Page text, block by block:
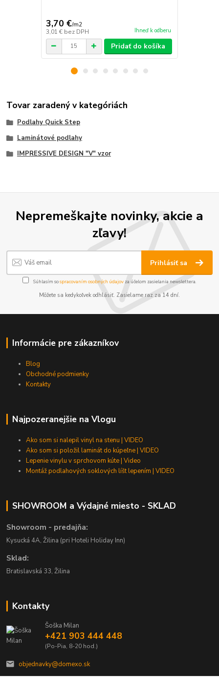
3,70 €/m2
3,01 € bez DPH Ihneď k odberu
Pridať do košíka
Tovar zaradený v kategóriách
Podlahy Quick Step
Laminátové podlahy
IMPRESSIVE DESIGN "V" vzor
Nepremeškajte novinky, akcie a
zľavy!
Prihlásiť sa
Súhlasím sospracovaním osobných údajov za účelom zasielania newslettera.
Môžete sa kedykoľvek odhlásiť. Zasielame raz za 14 dní.
Informácie pre zákazníkov
Blog
Obchodné podmienky
Kontakty
Najpozeranejšie na Vlogu
Ako som si nalepil vinyl na stenu | VIDEO
Ako som si položil laminát do kúpeľne | VIDEO
Lepenie vinylu v sprchovom kúte | Video
Montáž podlahových soklových líšt lepením | VIDEO
SHOWROOM a Výdajné miesto - SKLAD
Showroom - predajňa:
Kysucká 4A, Žilina (pri Hoteli Holiday Inn)
Sklad:
Bratislavská 33, Žilina
Kontakty
Šoška Milan
+421 903 444 448
(Po-Pia, 8-20 hod.)
objednavky@domexo.sk